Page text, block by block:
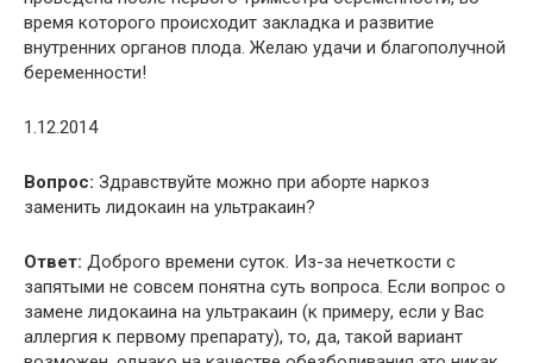
время которого происходит закладка и развитие
внутренних органов плода. Желаю удачи и благополучной
беременности!
1.12.2014
Вопрос: Здравствуйте можно при аборте наркоз
заменить лидокаин на ультракаин?
Ответ: Доброго времени суток. Из-за нечеткости с
запятыми не совсем понятна суть вопроса. Если вопрос о
замене лидокаина на ультракаин (к примеру, если у Вас
аллергия к первому препарату), то, да, такой вариант